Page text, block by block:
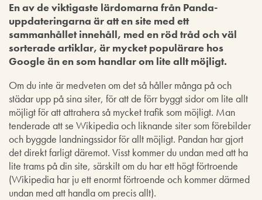
En av de viktigaste lärdomarna från Panda-
uppdateringarna är att en site med ett
sammanhållet innehåll, med en röd tråd och väl
sorterade artiklar, är mycket populärare hos
Google än en som handlar om lite allt möjligt.
Om du inte är medveten om det så håller många på och
städar upp på sina siter, för att de förr byggt sidor om lite allt
möjligt för att attrahera så mycket trafik som möjligt. Man
tenderade att se Wikipedia och liknande siter som förebilder
och byggde landningssidor för allt möjligt. Pandan har gjort
det direkt farligt däremot. Visst kommer du undan med att ha
lite trams på din site, särskilt om du har ett högt förtroende
(Wikipedia har ju ett enormt förtroende och kommer därmed
undan med att handla om precis allt).